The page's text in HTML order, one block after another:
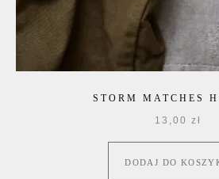
STORM MATCHES
13,00 zł
DODAJ DO